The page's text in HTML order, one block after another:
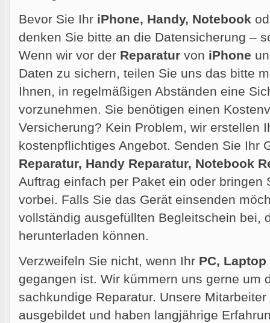
Bevor Sie Ihr iPhone, Handy, Notebook
denken Sie bitte an die Datensicherung –
Wenn wir vor der Reparatur von iPhone
Daten zu sichern, teilen Sie uns das bitte
Ihnen, in regelmäßigen Abständen eine
vorzunehmen. Sie benötigen einen
Versicherung? Kein Problem, wir erstellen
kostenpflichtiges Angebot. Senden Sie Ihr
Reparatur, Handy Reparatur, Notebook
Auftrag einfach per Paket ein oder bringen
vorbei. Falls Sie das Gerät einsenden
vollständig ausgefüllten Begleitschein bei,
herunterladen können.
Verzweifeln Sie nicht, wenn Ihr PC, Laptop
gegangen ist. Wir kümmern uns gerne um
sachkundige Reparatur. Unsere
ausgebildet und haben langjährige